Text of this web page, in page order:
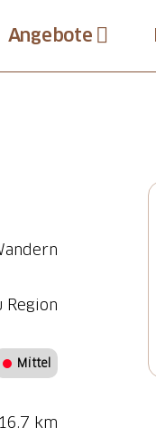
Angebote
Region
Mittel
16.7 km